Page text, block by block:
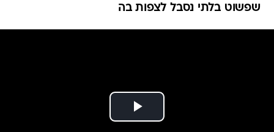
שפשוט בלתי נסבל לצפות בה